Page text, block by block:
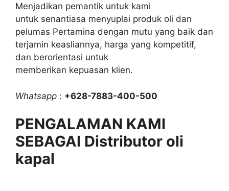
Menjadikan pemantik untuk kami
untuk senantiasa menyuplai produk oli dan
pelumas Pertamina dengan mutu yang baik dan
terjamin keasliannya, harga yang kompetitif,
dan berorientasi untuk
memberikan kepuasan klien.
Whatsapp : +628-7883-400-500
PENGALAMAN KAMI
SEBAGAI Distributor oli
kapal